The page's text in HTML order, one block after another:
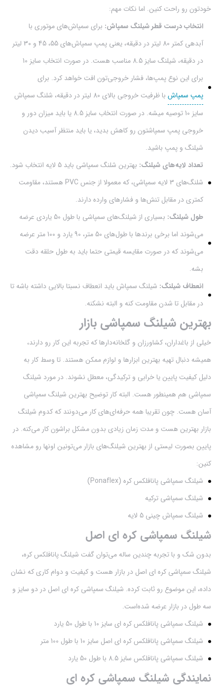
خودتون رو راحت کنین. اما نکات مهم:
انتخاب درست قطر شیلنگ سمپاش: برای سمپاش‌های موتوری با
آبدهی کمتر 80 لیتر در دقیقه، یعنی پمپ سمپاش‌های 55، 45 و 30 لیتر
در دقیقه، شیلنگ سایز 8.5 مناسب هست. در صورت انتخاب سایز 10
برای این نوع پمپ‌ها، فشار خروجی‌تون افت خواهد کرد. برای
پمپ سمپاش
با ظرفیت خروجی بالای 80 لیتر در دقیقه، شلنگ سمپاش
سایز 10 توصیه میشه. در صورت انتخاب سایز 8.5 یا باید میزان دور و
خروجی پمپ سمپاشتون رو کاهش بدید، یا باید منتظر آسیب دیدن
شیلنگ و پمپ باشید.
تعداد لایه‌های شیلنگ:
بهترین شلنگ سمپاشی باید 5 لایه انتخاب شود.
شلنگ‌های 3 لایه سمپاشی، که معمولا از جنس PVC هستند، مقاومت
کمتری در مقابل تنش‌ها و فشارهای وارده دارند.
طول شیلنگ:
بسیاری از شیلنگ‌های سمپاشی با طول 50 یاردی عرضه
می‌شوند اما برخی برندها با طول‌های 50 متر، 90 یارد و 100 متر عرضه
می‌شوند که در صورت مقایسه قیمتی حتما باید به طول حلقه دقت
بشه.
انعطاف شیلنگ: شیلنگ سمپاش باید انعطاف نسبتا بالایی داشته باشه تا
در مقابل تا شدن مقاومت کنه و البته نشکنه.
بهترین شیلنگ سمپاشی بازار
خیلی از باغداران، کشاورزان و گلخانه‌دارها که تجربه این کار رو دارند،
همیشه دنبال تهیه بهترین ابزارها و لوازم ممکن هستند. تا وسط کار به
دلیل کیفیت پایین یا خرابی و ترکیدگی، معطل نشوند. در مورد شیلنگ
سمپاشی هم همینطور هست. البته کار توضیح بهترین شیلنگ سمپاشی
آسان هست. چون تقریبا همه حرفه‌ای‌های کار می‌دونند که کدوم شیلنگ
بازار بهترین هست و مدت زمان زیادی بدون مشکل براشون کار می‌کنه. در
پایین بصورت لیستی از بهترین شیلنگ‌های بازار می‌تونین اونها رو مشاهده
کنین:
شیلنگ سمپاشی پانافلکس کره (Ponaflex)
شیلنگ سمپاشی ترکیه
شیلنگ سمپاش چینی 5 لایه
شیلنگ سمپاشی کره ای اصل
بدون شک و با تجربه چندین ساله می‌توان گفت شیلنگ پانافلکس کره،
شیلنگ سمپاشی کره ای اصل در بازار هست و کیفیت و دوام کاری که نشان
داده، این موضوع رو ثابت کرده. شیلنگ سمپاشی کره ای اصل در دو سایز و
سه طول در بازار عرضه شده‌است.
شیلنگ سمپاشی پانافلکس کره ای سایز 10 با طول 50 یارد
شیلنگ سمپاشی پانافلکس کره ای اصل سایز 10 با طول 100 متر
شیلنگ سمپاشی پانافلکس سایز 8.5 با طول 50 یارد
نمایندگی شیلنگ سمپاشی کره ای